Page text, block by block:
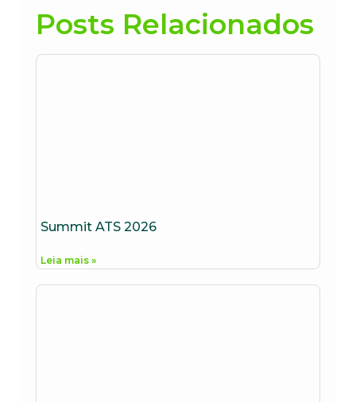
Posts Relacionados
Summit ATS 2026
Leia mais »